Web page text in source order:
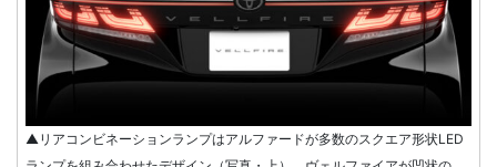
▲リアコンビネーションランプはアルファードが多数のスクエア形状LED